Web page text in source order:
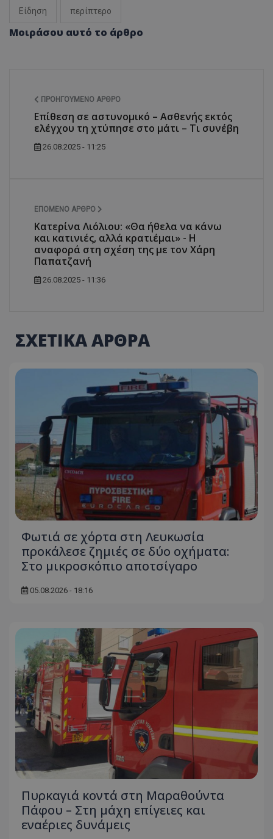
Είδηση περίπτερο
Μοιράσου αυτό το άρθρο
ΠΡΟΗΓΟΎΜΕΝΟ ΆΡΘΡΟ
Επίθεση σε αστυνομικό – Ασθενής εκτός
ελέγχου τη χτύπησε στο μάτι – Τι συνέβη
26.08.2025 - 11:25
ΕΠΌΜΕΝΟ ΆΡΘΡΟ
Κατερίνα Λιόλιου: «Θα ήθελα να κάνω
και κατινιές, αλλά κρατιέμαι» - Η
αναφορά στη σχέση της με τον Χάρη
Παπατζανή
26.08.2025 - 11:36
ΣΧΕΤΙΚΑ ΑΡΘΡΑ
Φωτιά σε χόρτα στη Λευκωσία
προκάλεσε ζημιές σε δύο οχήματα:
Στο μικροσκόπιο αποτσίγαρο
05.08.2026 - 18:16
Πυρκαγιά κοντά στη Μαραθούντα
Πάφου – Στη μάχη επίγειες και
εναέριες δυνάμεις